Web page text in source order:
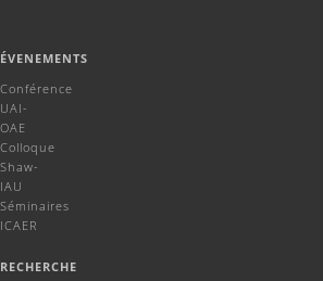
ÉVENEMENTS
Conférence
UAI-
OAE
Colloque
Shaw-
IAU
Séminaires
ICAER
RECHERCHE